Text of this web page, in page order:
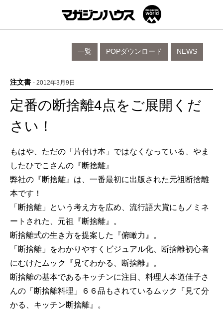
NEWS
POPダウンロード
一覧
注文書 - 2012年3月9日
定番の断捨離4点をご展開くだ
さい！
もはや、ただの「片付け本」ではなくなっている、やま
したひでこさんの『断捨離』
弊社の『断捨離』は、一番最初に出版された元祖断捨離
本です！
「断捨離」という考え方を広め、流行語大賞にもノミネ
ートされた、元祖『断捨離』。
断捨離式の生き方を提案した『俯瞰力』。
「断捨離」をわかりやすくビジュアル化、断捨離初心者
にむけたムック『見てわかる、断捨離』。
断捨離の基本であるキッチンに注目、料理人本道佳子さ
んの「断捨離料理」６６品もされているムック『見て分
かる、キッチン断捨離』。